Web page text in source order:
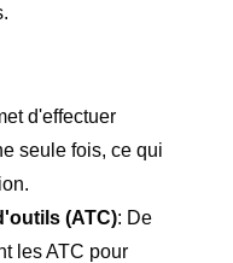
d'effectuer
seule fois, ce qui
(ATC): De
les ATC pour